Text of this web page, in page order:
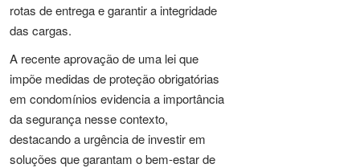
rotas de entrega e garantir a integridade
das cargas.
A recente aprovação de uma lei que
impõe medidas de proteção obrigatórias
em condomínios evidencia a importância
da segurança nesse contexto,
destacando a urgência de investir em
soluções que garantam o bem-estar de